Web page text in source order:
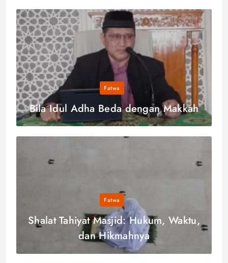
Fatwa
Bila Idul Adha Beda dengan Makkah
Fatwa
Shalat Tahiyat Masjid: Hukum, Waktu,
dan Hikmahnya